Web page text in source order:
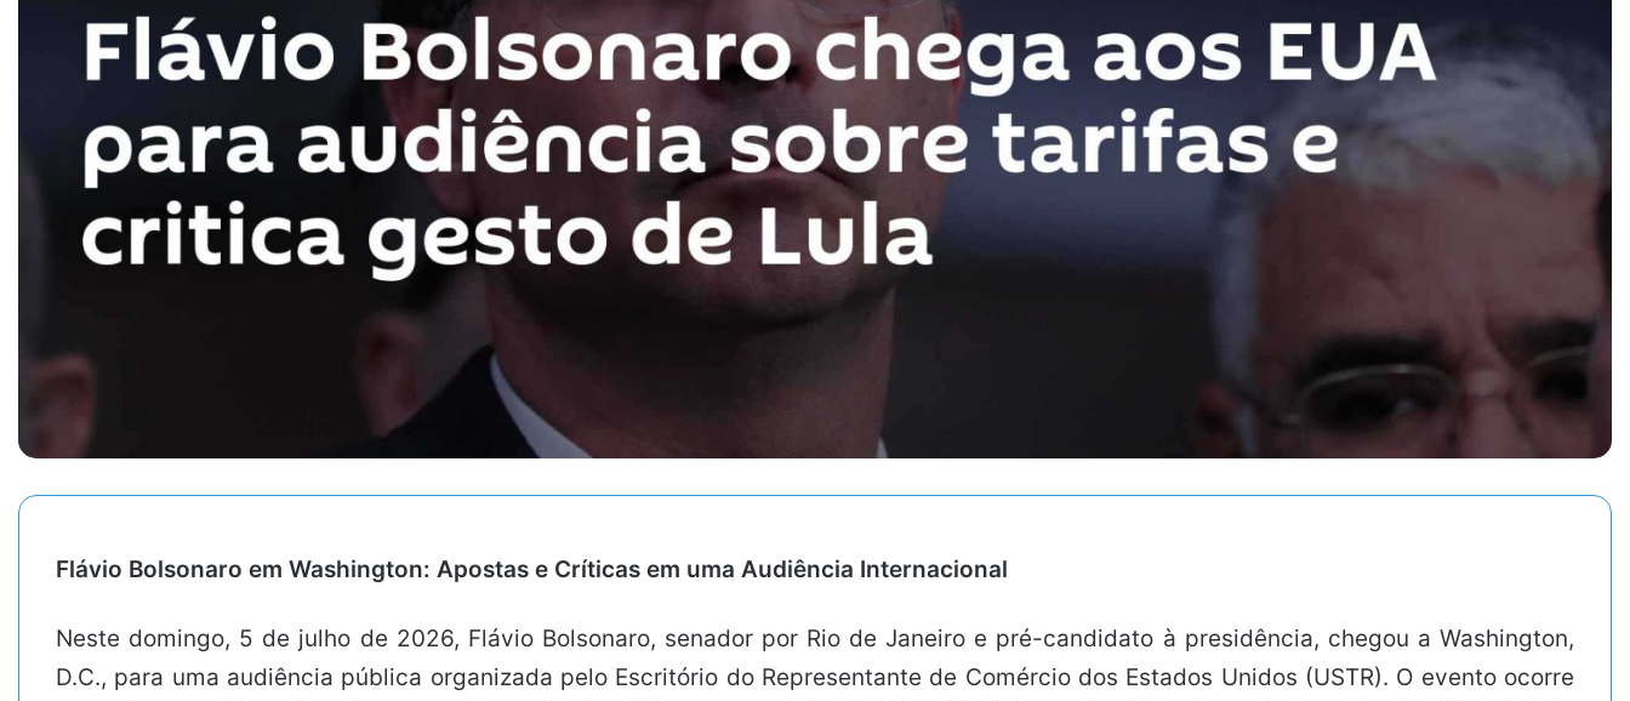
Flávio Bolsonaro em Washington: Apostas e Críticas em uma Audiência Internacional
Neste domingo, 5 de julho de 2026, Flávio Bolsonaro, senador por Rio de Janeiro e pré-candidato à presidência, chegou a Washington,
D.C., para uma audiência pública organizada pelo Escritório do Representante de Comércio dos Estados Unidos (USTR). O evento ocorre